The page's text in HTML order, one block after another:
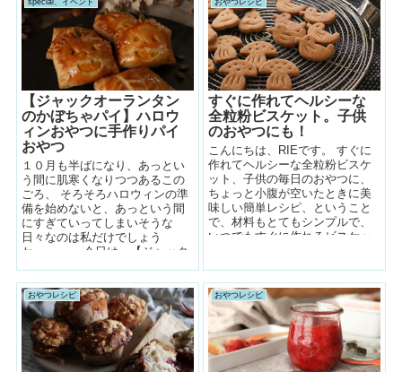
special、イベント
【ジャックオーランタン
のかぼちゃパイ】ハロウ
ィンおやつに手作りパイ
おやつ
１０月も半ばになり、あっとい
う間に肌寒くなりつつあるこの
ごろ、 そろそろハロウィンの準
備を始めないと、あっという間
にすぎていってしまいそうな
日々なのは私だけでしょう
か・・・。 今日は、【ジャック
ハロ...
おやつレシピ
すぐに作れてヘルシーな
全粒粉ビスケット。子供
のおやつにも！
こんにちは、RIEです。 すぐに
作れてヘルシーな全粒粉ビスケ
ット、子供の毎日のおやつに、
ちょっと小腹が空いたときに美
味しい簡単レシピ、ということ
で、材料もとてもシンプルで、
いつでもすぐに作れるビスケッ
おやつレシピ おやつレシピ